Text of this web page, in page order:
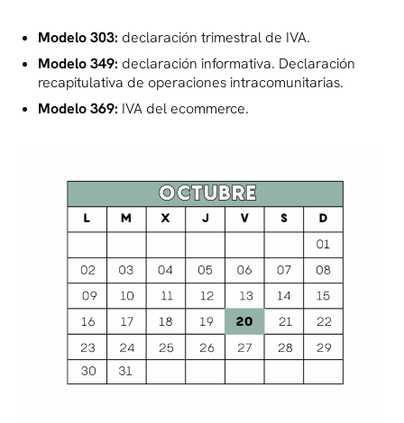
Modelo 303: declaración trimestral de IVA.
Modelo 349: declaración informativa. Declaración
recapitulativa de operaciones intracomunitarias.
Modelo 369: IVA del ecommerce.